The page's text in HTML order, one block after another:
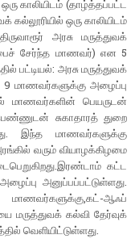
காலியிடம் (தாழ்த்தப்பட்ட
கல்லூரியில் ஒரு காலியிடம்
அரசு மருத்துவக்
சேர்ந்த மாணவர்) என 5
பட்டியல்: அரசு மருத்துவக்
9 மாணவர்களுக்கு அழைப்பு
மாணவர்களின் பெயருடன்
சுகாதாரத் துறை
இந்த மாணவர்களுக்கு
வரும் வியாழக்கிழமை
இரண்டாம் கட்ட
அனுப்பப்பட்டுள்ளது.
கட்-ஆஃப்
கல்வி தேர்வுக்
வெளியிட்டுள்ளது.